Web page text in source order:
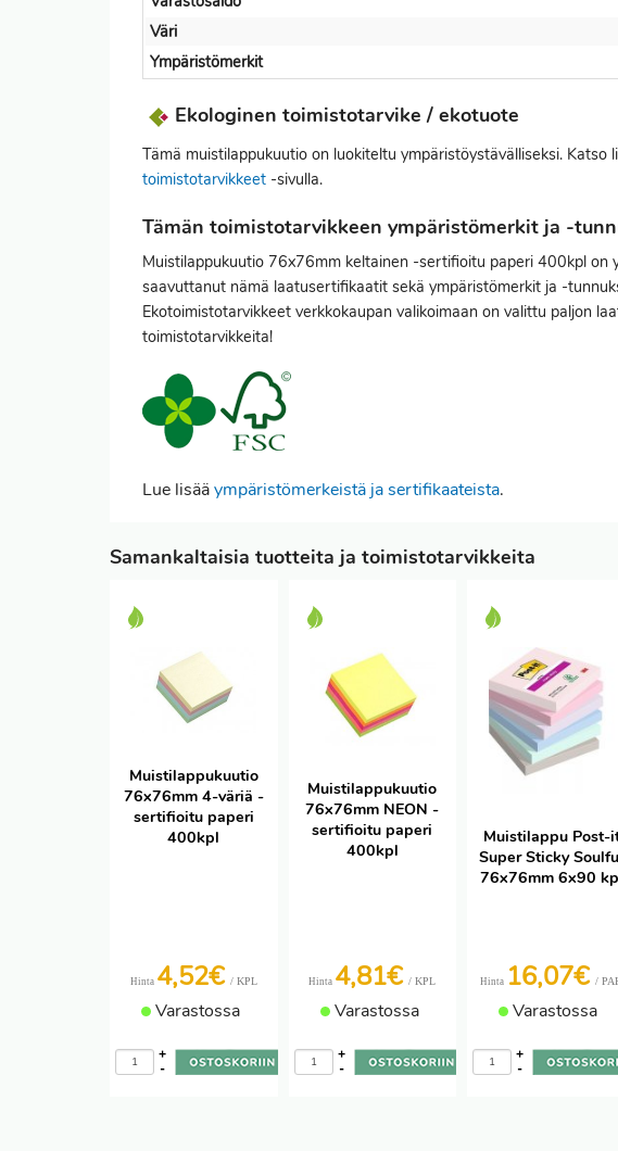
Väri
Ympäristömerkit
Ekologinen toimistotarvike / ekotuote
Tämä muistilappukuutio on luokiteltu ympäristöystävälliseksi.
toimistotarvikkeet -sivulla.
Tämän toimistotarvikkeen ympäristömerkit ja -
Muistilappukuutio 76x76mm keltainen -sertifioitu paperi 400kpl
saavuttanut nämä laatusertifikaatit sekä ympäristömerkit ja -
Ekotoimistotarvikkeet verkkokaupan valikoimaan on valittu paljon
toimistotarvikkeita!
Lue lisääympäristömerkeistä ja sertifikaateista.
Samankaltaisia tuotteita ja toimistotarvikkeita
Muistilappukuutio
76x76mm 4-väriä -
sertifioitu paperi
400kpl
Hinta 4,52€ / KPL
Varastossa
-
+
Muistilappukuutio
76x76mm NEON -
sertifioitu paperi
400kpl
Hinta 4,81€/ KPL
Varastossa
-
+
Muistilappu Post-
Super Sticky
76x76mm 6x90
Hinta 16,07€/
Varastossa
-
+